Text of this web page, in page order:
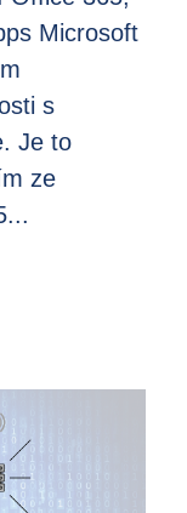
Microsoft
s
Je to
ze